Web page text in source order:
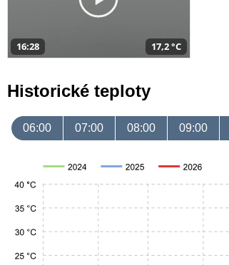
16:28 17,2 °C
Historické teploty
06:00 07:00 08:00 09:00